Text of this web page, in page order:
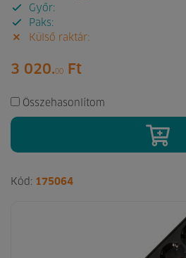
Győr:
Paks:
Külső raktár:
3 020.00 Ft
Összehasonlítom
Kód: 175064